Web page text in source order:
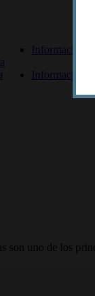
Información
Información
son uno de los